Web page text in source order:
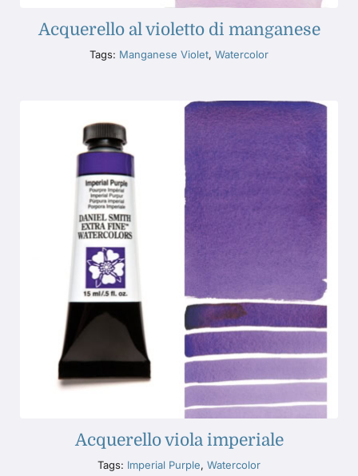
Acquerello al violetto di manganese
Tags: Manganese Violet, Watercolor
Acquerello viola imperiale
Tags: Imperial Purple, Watercolor